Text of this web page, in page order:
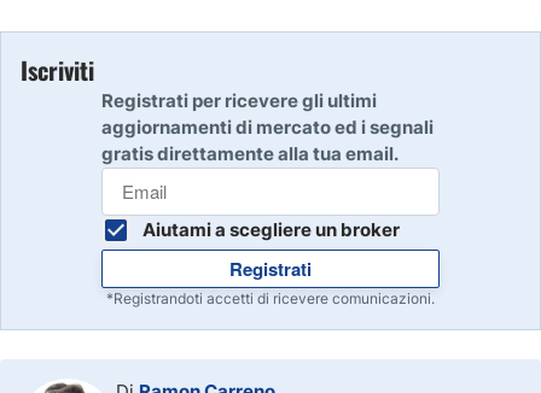
Iscriviti
Registrati per ricevere gli ultimi
aggiornamenti di mercato ed i segnali
gratis direttamente alla tua email.
Aiutami a scegliere un broker
Registrati
*Registrandoti accetti di ricevere comunicazioni.